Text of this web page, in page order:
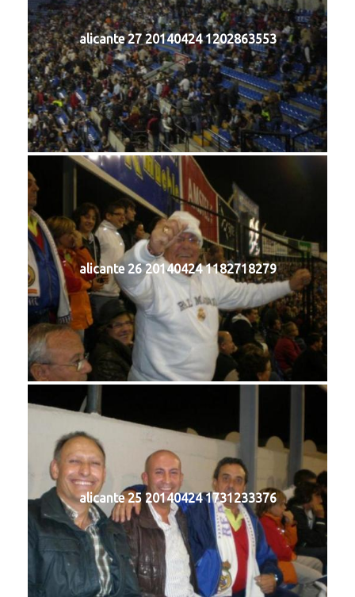
alicante 27 20140424 1202863553
alicante 26 20140424 1182718279
alicante 25 20140424 1731233376